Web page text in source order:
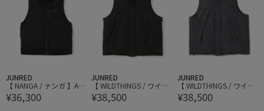
JUNRED
【 NANGA / ナンガ 】AU
RORA TEX STAND COLLA
R DOWN VEST
¥36,300
JUNRED
【 WILDTHINGS / ワイル
ドシングス 】MONSTER
VEST
¥38,500
JUNRED
【 WILDTHINGS / ワイル
ドシングス 】MONSTER
VEST
¥38,500